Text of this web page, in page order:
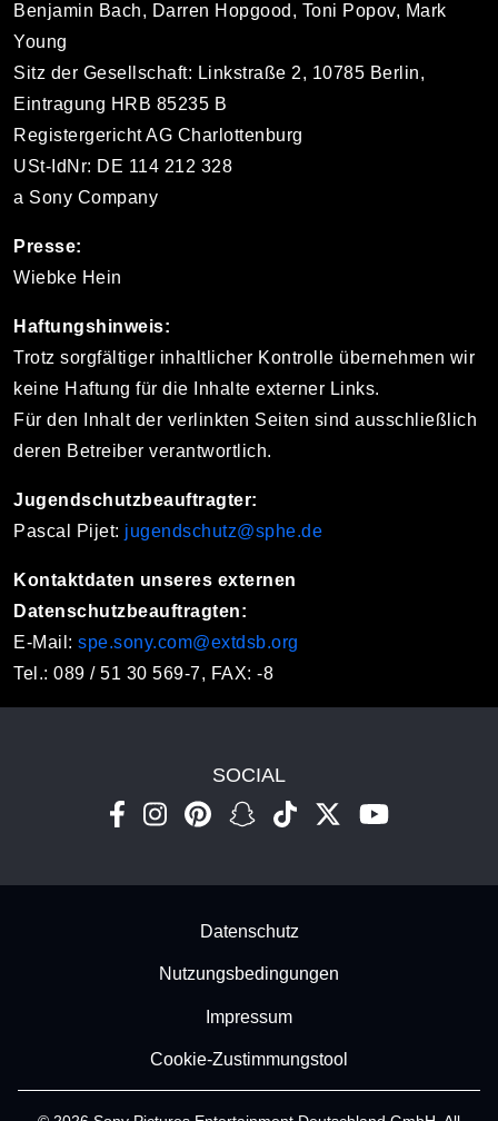
Benjamin Bach, Darren Hopgood, Toni Popov, Mark
Young
Sitz der Gesellschaft: Linkstraße 2, 10785 Berlin,
Eintragung HRB 85235 B
Registergericht AG Charlottenburg
USt-IdNr: DE 114 212 328
a Sony Company
Presse:
Wiebke Hein
Haftungshinweis:
Trotz sorgfältiger inhaltlicher Kontrolle übernehmen wir
keine Haftung für die Inhalte externer Links.
Für den Inhalt der verlinkten Seiten sind ausschließlich
deren Betreiber verantwortlich.
Jugendschutzbeauftragter:
Pascal Pijet: jugendschutz@sphe.de
Kontaktdaten unseres externen
Datenschutzbeauftragten:
E-Mail: spe.sony.com@extdsb.org
Tel.: 089 / 51 30 569-7, FAX: -8
SOCIAL
Footer - SubfooterDatenschutz
Nutzungsbedingungen
Impressum
Cookie-Zustimmungstool